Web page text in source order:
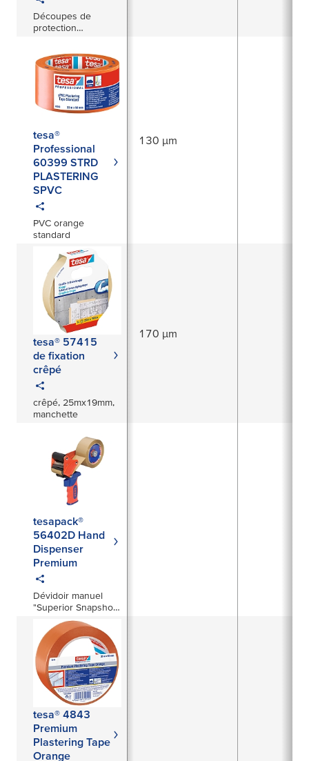
Découpes de
protection
peinture
tesa®
Professional
60399 STRD
PLASTERING
SPVC
PVC orange
standard
130 µm
tesa® 57415
de fixation
crêpé
crêpé, 25mx19mm,
manchette
170 µm
tesapack®
56402D Hand
Dispenser
Premium
Dévidoir manuel
"Superior Snapshot
50" pour l'emballage
tesa® 4843
Premium
Plastering Tape
Orange